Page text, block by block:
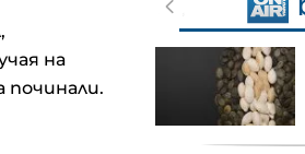
на
починали.
рекорд в